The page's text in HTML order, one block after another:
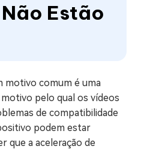
Estão
motivo comum é uma
pelo qual os vídeos
de compatibilidade
podem estar
que a aceleração de